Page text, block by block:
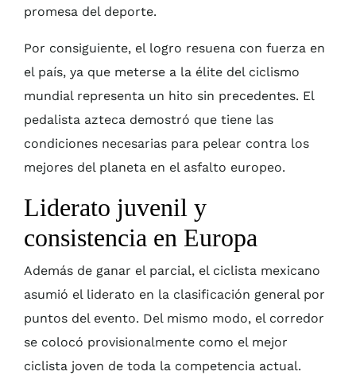
promesa del deporte.
Por consiguiente, el logro resuena con fuerza en
el país, ya que meterse a la élite del ciclismo
mundial representa un hito sin precedentes. El
pedalista azteca demostró que tiene las
condiciones necesarias para pelear contra los
mejores del planeta en el asfalto europeo.
Liderato juvenil y
consistencia en Europa
Además de ganar el parcial, el ciclista mexicano
asumió el liderato en la clasificación general por
puntos del evento. Del mismo modo, el corredor
se colocó provisionalmente como el mejor
ciclista joven de toda la competencia actual.